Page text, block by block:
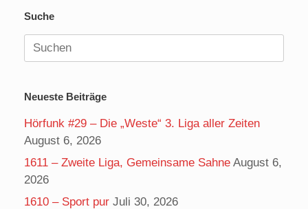
Suche
Suchen
nach:
Neueste Beiträge
Hörfunk #29 – Die „Weste“ 3. Liga aller Zeiten
August 6, 2026
1611 – Zweite Liga, Gemeinsame Sahne August 6,
2026
1610 – Sport pur Juli 30, 2026